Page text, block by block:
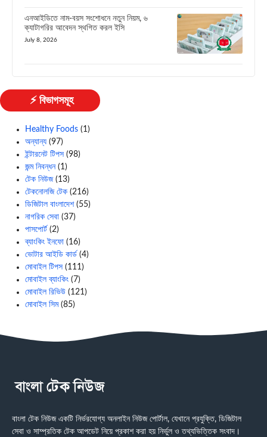
এনআইডিতে নাম-বয়স সংশোধনে নতুন নিয়ম, ৬
ক্যাটাগরির আবেদন স্থগিত করল ইসি
July 8, 2026
⚡ বিভাগসমূহ
Healthy Foods (1)
অন্যান্য (97)
ইন্টারনেট টিপস (98)
জন্ম নিবন্ধন(1)
টেক নিউজ(13)
টেকনোলজি টেক (216)
ডিজিটাল বাংলাদেশ(55)
নাগরিক সেবা (37)
পাসপোর্ট (2)
ব্যাংকিং ইনফো (16)
ভোটার আইডি কার্ড (4)
মোবাইল টিপস (111)
মোবাইল ব্যাংকিং (7)
মোবাইল রিভিউ (121)
মোবাইল সিম(85)
বাংলা টেক নিউজ একটি নির্ভরযোগ্য অনলাইন নিউজ পোর্টাল, যেখানে প্রযুক্তি, ডিজিটাল
সেবা ও সাম্প্রতিক টেক আপডেট নিয়ে প্রকাশ করা হয় নির্ভুল ও তথ্যভিত্তিক সংবাদ।